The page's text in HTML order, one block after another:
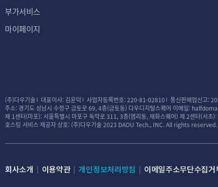
부가서비스
마이페이지
(주)다우기술 대표이사: 김윤덕 사업자등록번호: 220-81-02810
통신판매업신고:
주소: 경기도 성남시 수정구 금토로 69, 4층(금토동) 다우디지털스퀘어 이메일:
제 1센터(마포): 서울특별시 마포구 독막로 311, 3층(염리동, 재화스퀘어) 제 2센터(서초
호스팅 서비스 제공자 상호: (주)다우기술2023 DAOU Tech., INC. All rights reserved.
회사소개 이용약관 개인정보처리방침 이메일주소무단수집거